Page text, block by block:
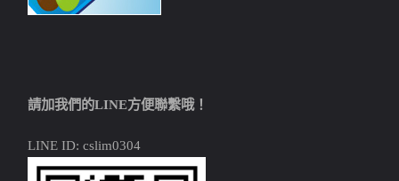
請加我們的LINE方便聯繫哦！
LINE ID: cslim0304